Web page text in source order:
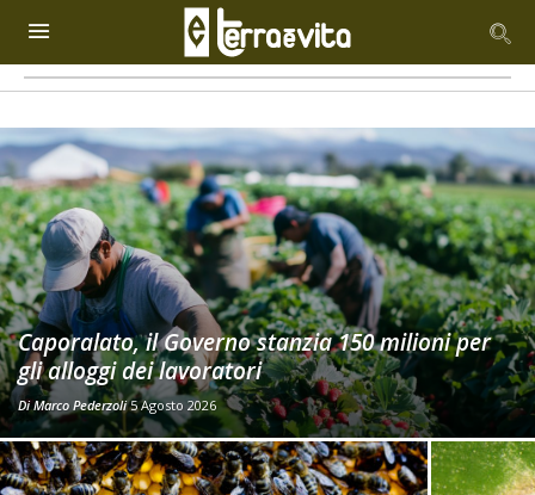
Caporalato, il Governo stanzia 150 milioni per
gli alloggi dei lavoratori
DiMarco Pederzoli 5 Agosto 2026